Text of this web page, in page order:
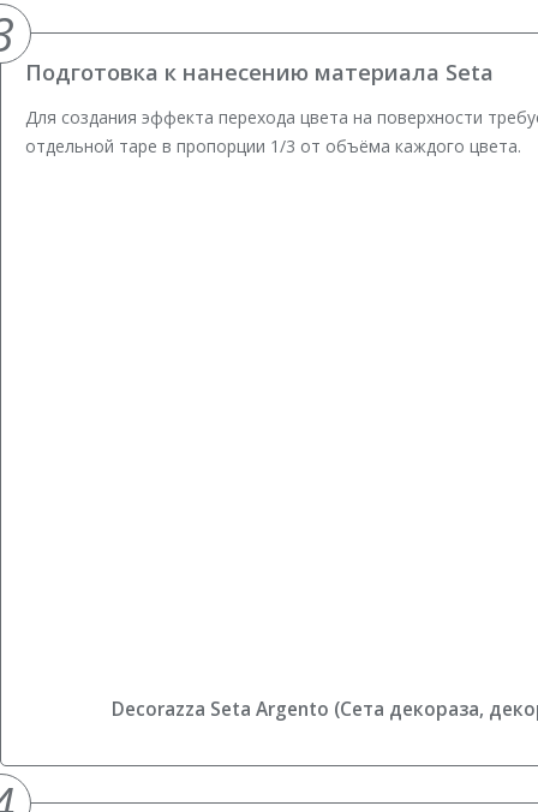
Подготовка к нанесению материала Seta
Для создания эффекта перехода цвета на поверхности
отдельной таре в пропорции 1/3 от объёма каждого цвета.
Decorazza Seta Argento (Сета декораза,